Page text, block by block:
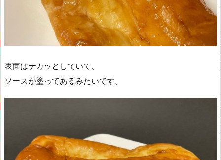
表面はテカッとしていて、
ソースが塗ってあるみたいです。